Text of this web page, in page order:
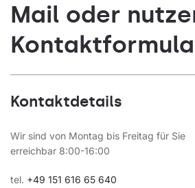
Mail oder
Kontaktformula
Kontaktdetails
Wir sind von Montag bis Freitag für Sie
erreichbar 8:00-16:00
tel. +49 151 616 65 640